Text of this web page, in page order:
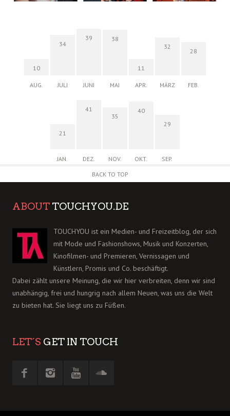
10
AUG.
34
JULI
39
JUNI
38
MAI
11
APR.
32
MÄRZ
28
FEB.
21
JAN.
41
DEZ.
35
NOV.
40
OKT.
29
SEP.
BACK TO TOP
ABOUT TOUCHYOU.DE
TOUCHYOU ist ein Medien- und Freizeitblog, der sich
mit Mode und Fashionshows, Musik und Konzerten,
Kinofilmen- und Premieren, Vernissagen und
Künstlern, Promis und Co. beschäftigt.
Dabei zählt unsere Meinung, die wir hier verbreiten, denn wir sind
unabhängig, frei und hungrig nach allem Neuen, was uns die Welt
zu bieten hat. Sie liegt uns zu Füßen.
LET´S GET IN TOUCH